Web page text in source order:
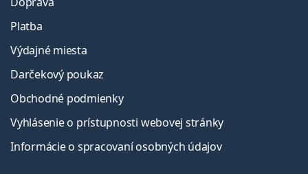
Platba
Výdajné miesta
Darčekový poukaz
Obchodné podmienky
Vyhlásenie o prístupnosti webovej stránky
Informácie o spracovaní osobných údajov